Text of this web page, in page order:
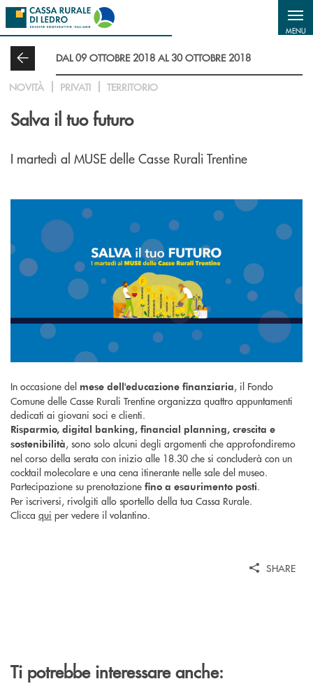
Salta al contenuto principale
MENU
DAL 09 OTTOBRE 2018 AL 30 OTTOBRE 2018
NOVITÀ PRIVATI TERRITORIO
Salva il tuo futuro
I martedì al MUSE delle Casse Rurali Trentine
In occasione del mese dell'educazione finanziaria, il Fondo
Comune delle Casse Rurali Trentine organizza quattro appuntamenti
dedicati ai giovani soci e clienti.
Risparmio, digital banking, financial planning, crescita e
sostenibilità, sono solo alcuni degli argomenti che approfondiremo
nel corso della serata con inizio alle 18.30 che si concluderà con un
cocktail molecolare e una cena itinerante nelle sale del museo.
Partecipazione su prenotazione fino a esaurimento posti.
Per iscriversi, rivolgiti allo sportello della tua Cassa Rurale.
Clicca qui per vedere il volantino.
SHARE
Ti potrebbe interessare anche: